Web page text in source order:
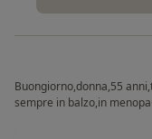
Buongiorno,donna,55
sempre in balzo,in